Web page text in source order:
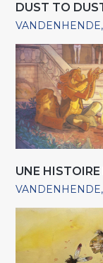
DUST TO
VANDENHENDE
UNE
VANDENHENDE